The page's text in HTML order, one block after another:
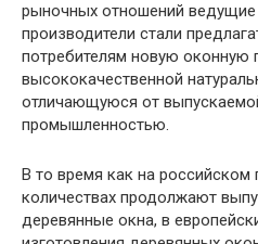
рыночных отношений ведущие
производители стали
потребителям новую оконную
высококачественной
отличающуюся от
промышленностью.
В то время как на
количествах продолжают
деревянные окна, в